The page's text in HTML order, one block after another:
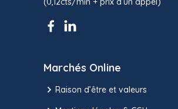
Marchés Online
Raison d’être et valeurs